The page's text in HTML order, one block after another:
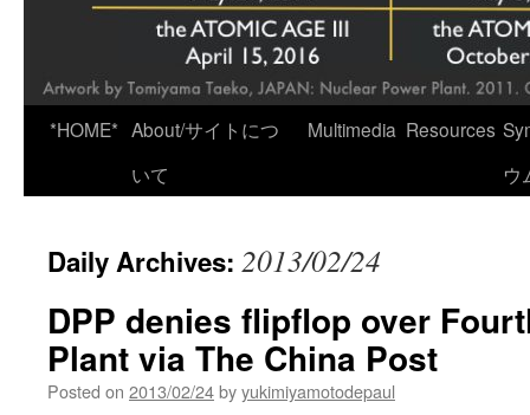
*HOME* About/サイトにつ
いて
Multimedia Resources
ウ
Daily Archives: 2013/02/24
DPP denies flipflop over
Plant via The China Post
Posted on 2013/02/24byyukimiyamotodepaul